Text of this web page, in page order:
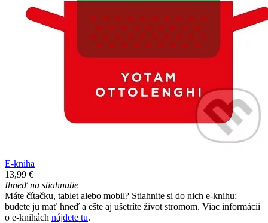
E-kniha
13,99 €
Ihneď na stiahnutie
Máte čítačku, tablet alebo mobil? Stiahnite si do nich e-knihu:
budete ju mať hneď a ešte aj ušetríte život stromom. Viac informácii
o e-knihách nájdete tu.